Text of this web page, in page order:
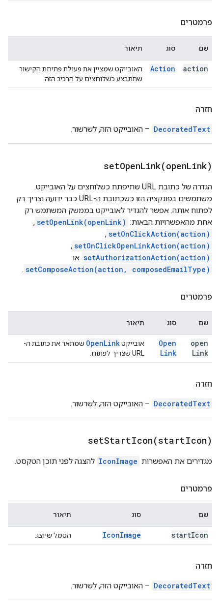
פרמטרים
שם סוג תיאור
action
Action
האובייקט שמציין את פעולת פתיחת הקישור
שתתבצע כשלוחצים על הרכיב הזה.
חזרה
DecoratedText – האובייקט הזה, לשרשור.
setOpenLink(openLink)
הגדרה של כתובת URL שתיפתח כשלוחצים על האובייקט.
משתמשים בפונקציה הזו כשכתובת ה-URL כבר ידועה וצריך רק
לפתוח אותה. אפשר להגדיר לאובייקט בממשק המשתמש רק
אחת מהאפשרויות הבאות: setOpenLink(openLink)
,‏
setOnClickAction(action)
,‏
setOnClickOpenLinkAction(action)
,‏
setAuthorizationAction(action) או
setComposeAction(action, composedEmailType)
.
פרמטרים
שם סוג תיאור
open
Link
Open
Link
אובייקט OpenLink
שמתאר את כתובת ה-
URL שצריך לפתוח.
חזרה
DecoratedText – האובייקט הזה, לשרשור.
setStartIcon(startIcon)
מגדירים את האפשרות IconImage להצגה לפני תוכן הטקסט.
פרמטרים
שם סוג תיאור
startIcon
IconImage הסמל שיוצג.
חזרה
DecoratedText – האובייקט הזה, לשרשור.